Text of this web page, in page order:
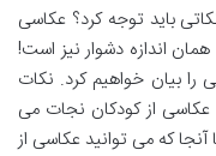
باید توجه کرد؟ عکاسی
اندازه دشوار نیز است!
را بیان خواهیم کرد. نکات
عکاسی از کودکان نجات می
آنجا که می توانید عکاسی از